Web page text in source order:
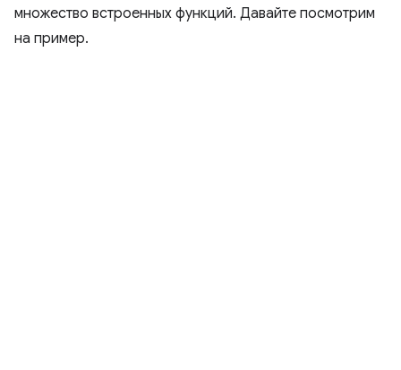
множество встроенных функций. Давайте посмотрим
на пример.